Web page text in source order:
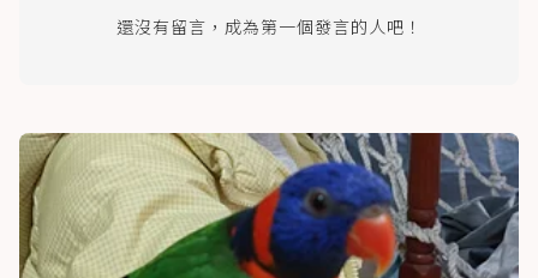
還沒有留言，成為第一個發言的人吧！